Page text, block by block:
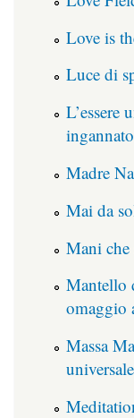
Love is
Luce di
L’essere
Madre
Mai da
Mani che
Mantello
omaggio
Massa
universale